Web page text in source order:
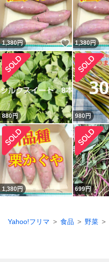
1,380円 いいね！
1,380円
880円 980円
1,380円 699円
Yahoo!フリマ 食品 野菜